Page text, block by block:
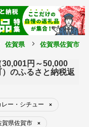
佐賀県 佐賀県佐賀市
円～50,000
のふるさと納税返
レー・シチュー ×
賀県佐賀市 ×